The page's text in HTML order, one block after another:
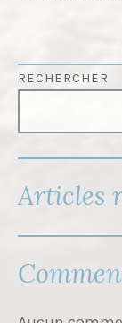
RECHERCHER
Articles